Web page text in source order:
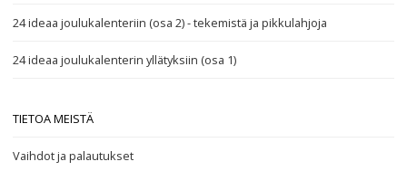
24 ideaa joulukalenteriin (osa 2) - tekemistä ja pikkulahjoja
24 ideaa joulukalenterin yllätyksiin (osa 1)
TIETOA MEISTÄ
Vaihdot ja palautukset